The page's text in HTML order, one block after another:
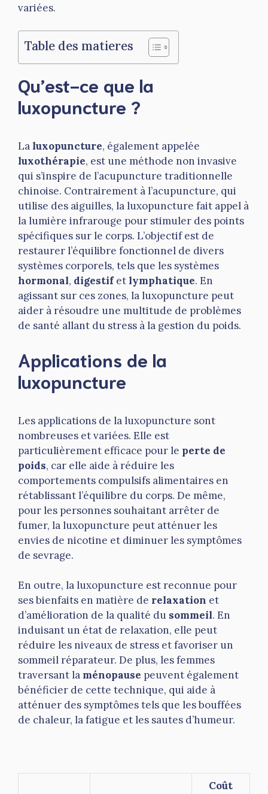
variées.
Table des matieres
Qu’est-ce que la
luxopuncture ?
La luxopuncture, également appelée
luxothérapie, est une méthode non invasive
qui s’inspire de l’acupuncture traditionnelle
chinoise. Contrairement à l’acupuncture, qui
utilise des aiguilles, la luxopuncture fait appel à
la lumière infrarouge pour stimuler des points
spécifiques sur le corps. L’objectif est de
restaurer l’équilibre fonctionnel de divers
systèmes corporels, tels que les systèmes
hormonal, digestifet lymphatique. En
agissant sur ces zones, la luxopuncture peut
aider à résoudre une multitude de problèmes
de santé allant du stress à la gestion du poids.
Applications de la
luxopuncture
Les applications de la luxopuncture sont
nombreuses et variées. Elle est
particulièrement efficace pour le perte de
poids, car elle aide à réduire les
comportements compulsifs alimentaires en
rétablissant l’équilibre du corps. De même,
pour les personnes souhaitant arrêter de
fumer, la luxopuncture peut atténuer les
envies de nicotine et diminuer les symptômes
de sevrage.
En outre, la luxopuncture est reconnue pour
ses bienfaits en matière de relaxation et
d’amélioration de la qualité du sommeil. En
induisant un état de relaxation, elle peut
réduire les niveaux de stress et favoriser un
sommeil réparateur. De plus, les femmes
traversant la ménopause peuvent également
bénéficier de cette technique, qui aide à
atténuer des symptômes tels que les bouffées
de chaleur, la fatigue et les sautes d’humeur.
Coût